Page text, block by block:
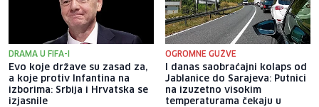
DRAMA U FIFA-I
Evo koje države su zasad za,
a koje protiv Infantina na
izborima: Srbija i Hrvatska se
izjasnile
OGROMNE GUŽVE
I danas saobraćajni kolaps od
Jablanice do Sarajeva: Putnici
na izuzetno visokim
temperaturama čekaju u